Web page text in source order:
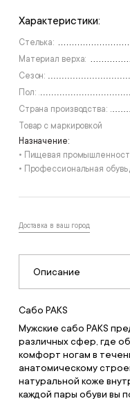
Характеристики:
Стелька:
Материал верха:
Сезон:
Пол:
Страна производства:
Товар с маркировкой
Назначение:
• Пищевая
• Профессиональная обувь
Доставка в ваш город
Описание
Сабо PAKS
Мужские сабо PAKS
различных сфер, где
комфорт ногам в
анатомическому
натуральной коже
каждой пары обуви вы